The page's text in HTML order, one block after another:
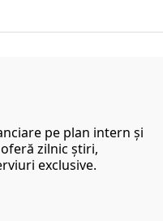
pe plan intern şi
zilnic ştiri,
exclusive.